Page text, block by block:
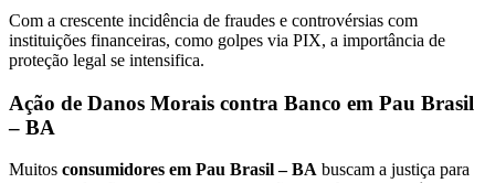
Com a crescente incidência de fraudes e controvérsias com
instituições financeiras, como golpes via PIX, a importância de
proteção legal se intensifica.
Ação de Danos Morais contra Banco em Pau Brasil
– BA
Muitos consumidores em Pau Brasil – BA buscam a justiça para